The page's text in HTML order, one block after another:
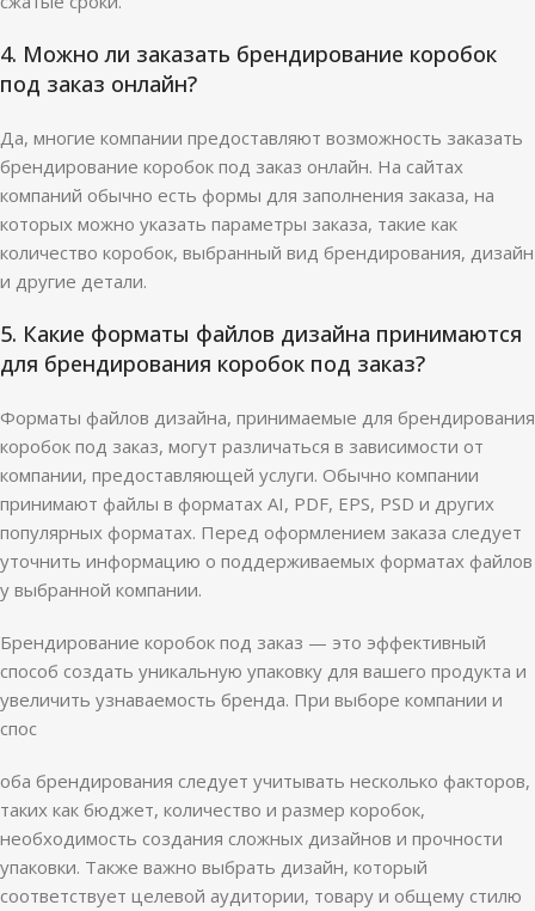
4. Можно ли заказать брендирование коробок
под заказ онлайн?
Да, многие компании предоставляют возможность заказать
брендирование коробок под заказ онлайн. На сайтах
компаний обычно есть формы для заполнения заказа, на
которых можно указать параметры заказа, такие как
количество коробок, выбранный вид брендирования, дизайн
и другие детали.
5. Какие форматы файлов дизайна принимаются
для брендирования коробок под заказ?
Форматы файлов дизайна, принимаемые для брендирования
коробок под заказ, могут различаться в зависимости от
компании, предоставляющей услуги. Обычно компании
принимают файлы в форматах AI, PDF, EPS, PSD и других
популярных форматах. Перед оформлением заказа следует
уточнить информацию о поддерживаемых форматах файлов
у выбранной компании.
Брендирование коробок под заказ — это эффективный
способ создать уникальную упаковку для вашего продукта и
увеличить узнаваемость бренда. При выборе компании и
спос
оба брендирования следует учитывать несколько факторов,
таких как бюджет, количество и размер коробок,
необходимость создания сложных дизайнов и прочности
упаковки. Также важно выбрать дизайн, который
соответствует целевой аудитории, товару и общему стилю